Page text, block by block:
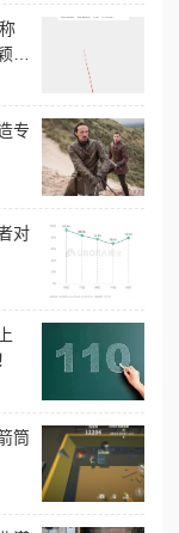
而
专
对
筒